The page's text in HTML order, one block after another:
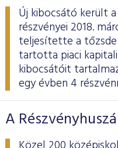
Új kibocsátó került
részvényei 2018.
teljesítette a
tartotta piaci
kibocsátóit
egy évben 4
A